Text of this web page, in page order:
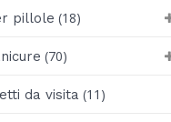
pillole (18)
(70)
da visita (11)